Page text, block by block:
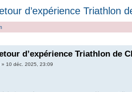
d’expérience Triathlon
d’expérience Triathlon de
» 10 déc. 2025, 23:09